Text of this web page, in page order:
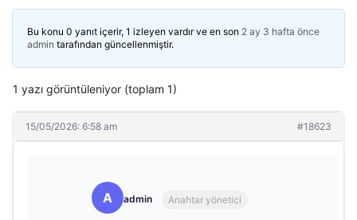
Bu konu 0 yanıt içerir, 1 izleyen vardır ve en son 2 ay 3 hafta önce
admin tarafından güncellenmiştir.
1 yazı görüntüleniyor (toplam 1)
15/05/2026: 6:58 am #18623
A admin Anahtar yönetici